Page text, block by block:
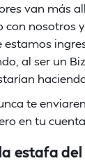
van más
con nosotros
al ser un
te
en tu
estafa